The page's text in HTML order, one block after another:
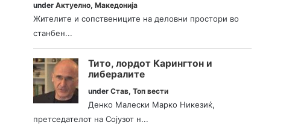
underАктуелно,Македонија
Жителите и сопствениците на деловни простори во
станбен...
Тито, лордот Карингтон и
либералите
underСтав,Топ вести
Денко Малески Марко Никезиќ,
претседателот на Сојузот н...